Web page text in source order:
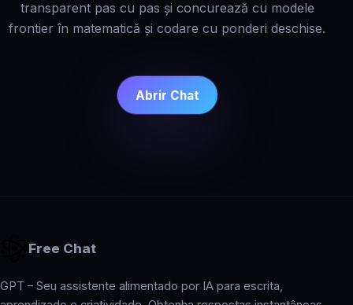
transparent pas cu pas și concurează cu modele
frontier în matematică și codare cu ponderi deschise.
Abrir Chat
Free Chat
GPT – Seu assistente alimentado por IA para escrita,